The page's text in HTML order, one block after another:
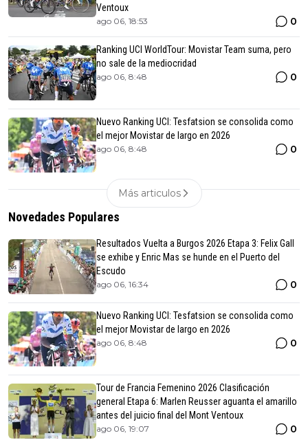
Ventoux
ago 06, 18:53 0
Ranking UCI WorldTour: Movistar Team suma, pero
no sale de la mediocridad
ago 06, 8:48 0
Nuevo Ranking UCI: Tesfatsion se consolida como
el mejor Movistar de largo en 2026
ago 06, 8:48 0
Más articulos
Novedades Populares
Resultados Vuelta a Burgos 2026 Etapa 3: Felix Gall
se exhibe y Enric Mas se hunde en el Puerto del
Escudo
ago 06, 16:34 0
Nuevo Ranking UCI: Tesfatsion se consolida como
el mejor Movistar de largo en 2026
ago 06, 8:48 0
Tour de Francia Femenino 2026 Clasificación
general Etapa 6: Marlen Reusser aguanta el amarillo
antes del juicio final del Mont Ventoux
ago 06, 19:07 0